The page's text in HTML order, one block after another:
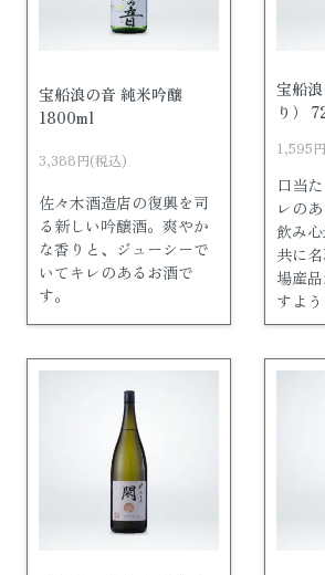
宝船浪の音 純米吟醸
1800ml
3,388円(税込)
佐々木酒造店の復興を司
る新しい吟醸酒。爽やか
な香りと、ジューシーで
いてキレのあるお酒で
す。
宝船
り）
1,595
口当
レの
飲み
共に
場産
すよう